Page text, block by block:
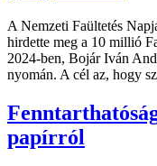
A Nemzeti Faültetés
hirdette meg a 10 millió
2024-ben, Bojár Iván
nyomán. A cél az, hogy
papírról